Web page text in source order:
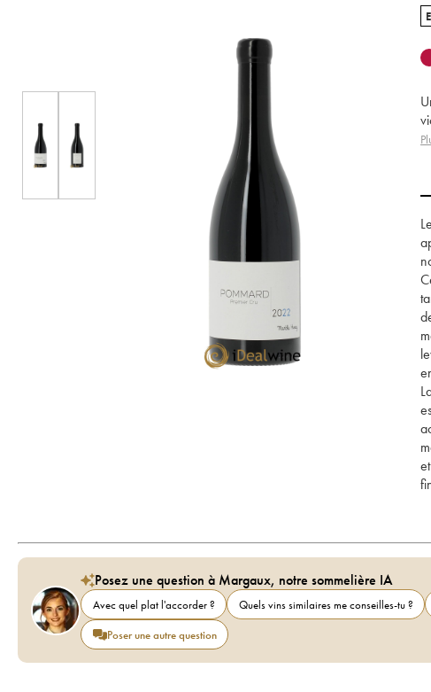
Posez une question à Margaux, notre sommelière IA
Avec quel plat l'accorder ? Quels vins similaires me conseilles-tu ?
Poser une autre question